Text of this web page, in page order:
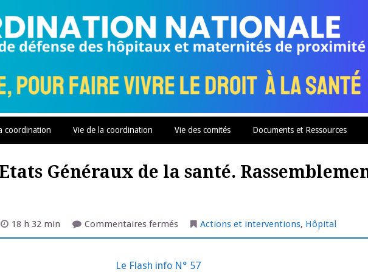
coordination Vie de la coordination Vie des comités Documents et Ressources
Généraux de la santé.
18 h 32 min Commentaires ferméssur
:
Etats
Actions et interventions, Hôpital
Le Flash info N° 57